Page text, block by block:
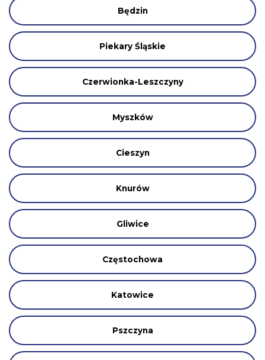
Będzin
Piekary Śląskie
Czerwionka-Leszczyny
Myszków
Cieszyn
Knurów
Gliwice
Częstochowa
Katowice
Pszczyna